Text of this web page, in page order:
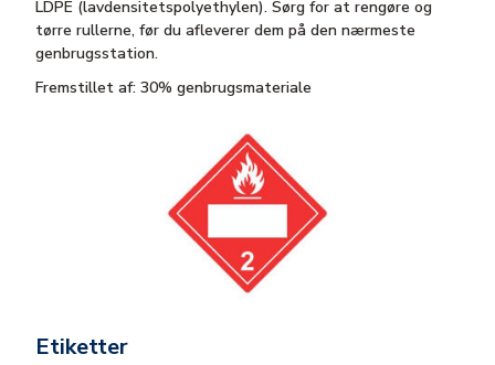
LDPE (lavdensitetspolyethylen). Sørg for at rengøre og
tørre rullerne, før du afleverer dem på den nærmeste
genbrugsstation.
Fremstillet af: 30% genbrugsmateriale
Etiketter